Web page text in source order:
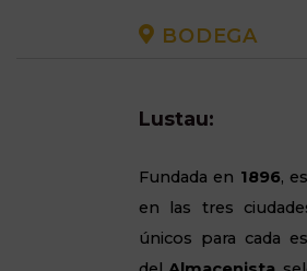
BODEGA
Lustau:
Fundada en 1896,
en las tres
únicos para cada